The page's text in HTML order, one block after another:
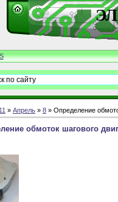
» Апрель » 8 » Определение
обмоток шагового